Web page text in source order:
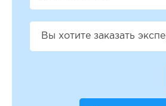
Вы хотите заказать